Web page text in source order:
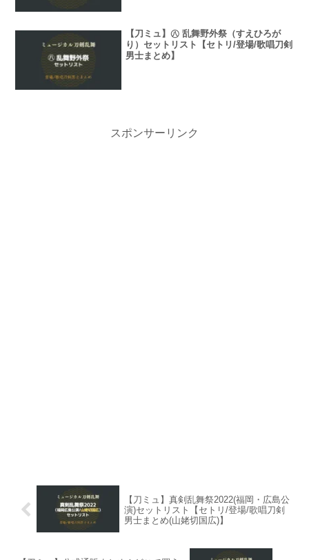
【刀ミュ】㊇ 乱舞野外祭（すえひろが
り）セットリスト【セトリ/登場/歌唱刀剣
男士まとめ】
スポンサーリンク
【刀ミュ】真剣乱舞祭2022(福岡・広島公
演)セットリスト【セトリ/登場/歌唱刀剣
男士まとめ(山姥切国広)】